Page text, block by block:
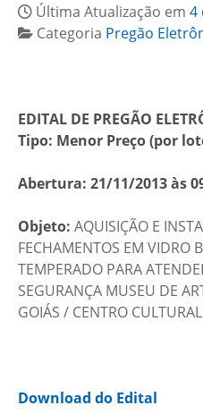
Última Atualização em 4
Categoria Pregão
EDITAL DE PREGÃO
Tipo: Menor Preço (por
Abertura: 21/11/2013 às
Objeto: AQUISIÇÃO E
FECHAMENTOS EM VIDRO
TEMPERADO PARA
SEGURANÇA MUSEU DE
GOIÁS / CENTRO
Download do Edital